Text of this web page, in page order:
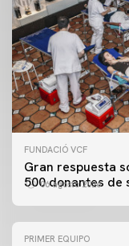
FUNDACIÓ VCF
Gran respuesta
500 donantes de
06 agosto 2026
PRIMER EQUIPO